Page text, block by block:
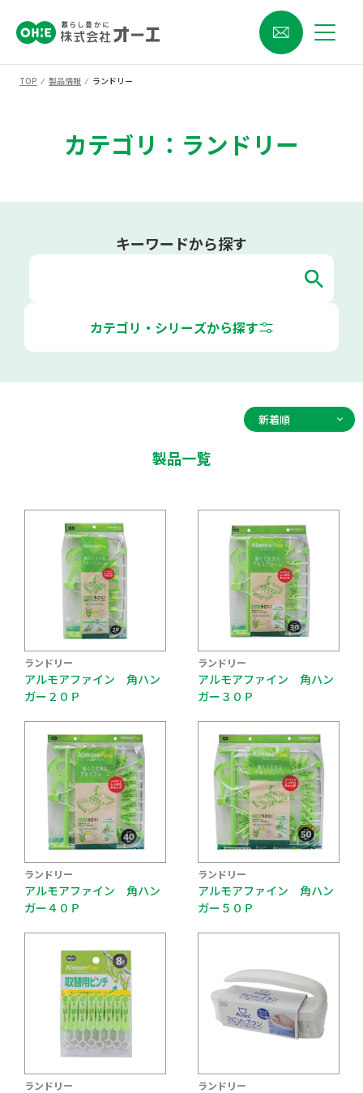
TOP ⁄ 製品情報 ⁄ ランドリー
カテゴリ：ランドリー
キーワードから探す
カテゴリ・シリーズから探す
製品一覧
ランドリー
アルモアファイン 角ハン
ガー２０Ｐ
ランドリー
アルモアファイン 角ハン
ガー３０Ｐ
ランドリー
アルモアファイン 角ハン
ガー４０Ｐ
ランドリー
アルモアファイン 角ハン
ガー５０Ｐ
ランドリー ランドリー